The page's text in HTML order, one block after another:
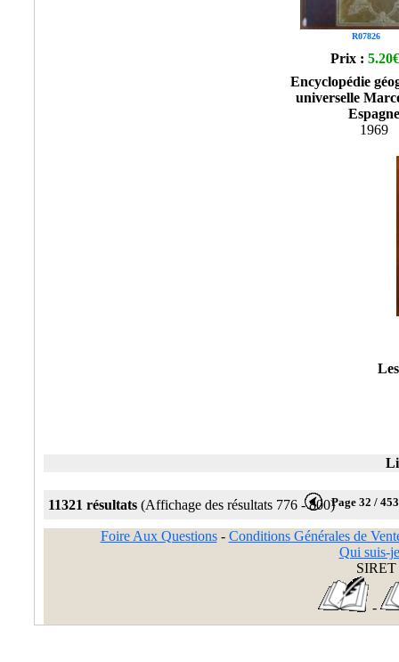
R07826
Prix : 5.20€
Encyclopédie
universelle
Espagne
1969
11321 résultats (Affichage des résultats 776 - 800)Page 32 / 453
Foire Aux Questions- Conditions Générales de
Qui suis-
SIRET
-